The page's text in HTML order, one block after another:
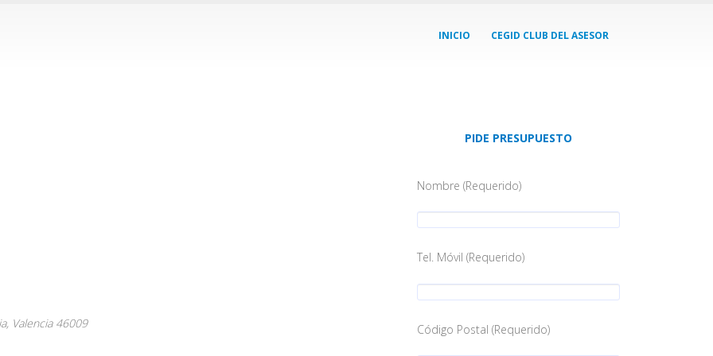
INICIO CEGID CLUB DEL ASESOR
Valencia 46009
PIDE PRESUPUESTO
Nombre (Requerido)
Tel. Móvil (Requerido)
Código Postal (Requerido)